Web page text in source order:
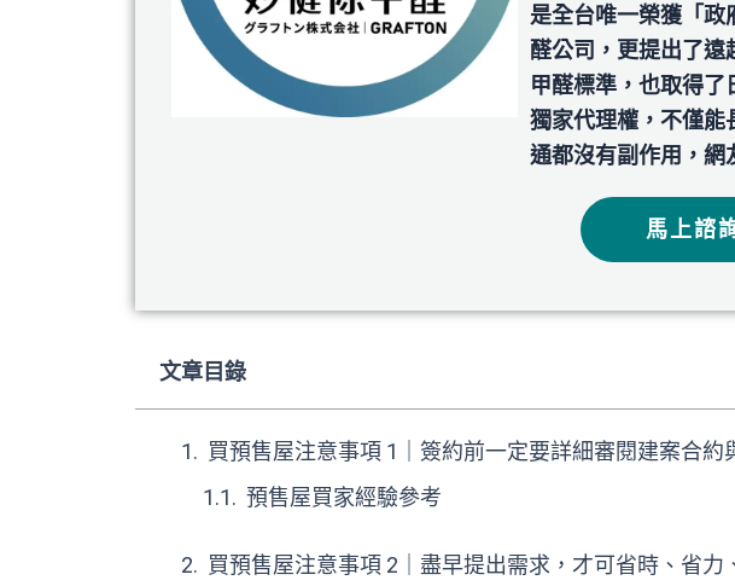
是全台唯一榮獲「政
醛公司，更提出了遠
甲醛標準，也取得
獨家代理權，不僅能
通都沒有副作用，網
馬上諮
文章目錄
買預售屋注意事項 1｜簽約前一定要詳細審閱建案合約
預售屋買家經驗參考
買預售屋注意事項 2｜盡早提出需求，才可省時、省力